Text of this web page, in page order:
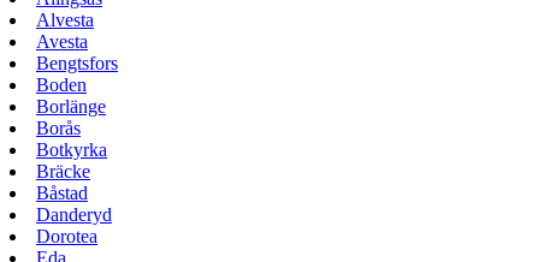
Alvesta
Avesta
Bengtsfors
Boden
Borlänge
Borås
Botkyrka
Bräcke
Båstad
Danderyd
Dorotea
Eda